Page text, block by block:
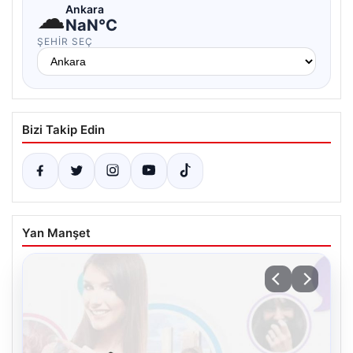
☁Ankara
NaN°C
ŞEHIR SEÇ
Bizi Takip Edin
Yan Manşet